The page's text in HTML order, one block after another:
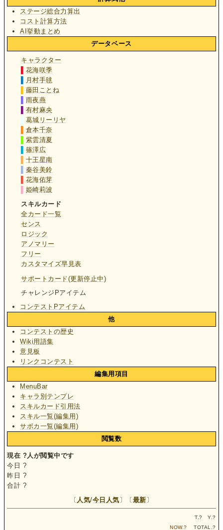
ステージ総合力算出
コスト計算方法
AI挙動まとめ
データベース
キャラクター
花海咲季
月村手毬
藤田ことね
雨夜燕
有村麻央
葛城リーリヤ
倉本千奈
紫雲清夏
篠澤広
十王星南
秦谷美鈴
花海佑芽
姫崎莉波
スキルカード
全カード一覧
センス
ロジック
アノマリー
フリー
カスタマイズ早見表
サポートカード(更新停止中)
チャレンジPアイテム
コンテストPアイテム
他
コンテストの歴史
Wiki用語集
意見板
リンクコンテスト
編集用項目
MenuBar
キャラ別テンプレ
スキルカード引用法
スキル一覧(編集用)
サポカ一覧(編集用)
閲覧数
現在 ? 人が閲覧中です
今日 ?
昨日 ?
合計 ?
〔 人気/今日人気〕〔最新〕
T.? Y.?
NOW.? TOTAL.?